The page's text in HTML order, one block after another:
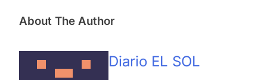
About The Author
Diario EL SOL